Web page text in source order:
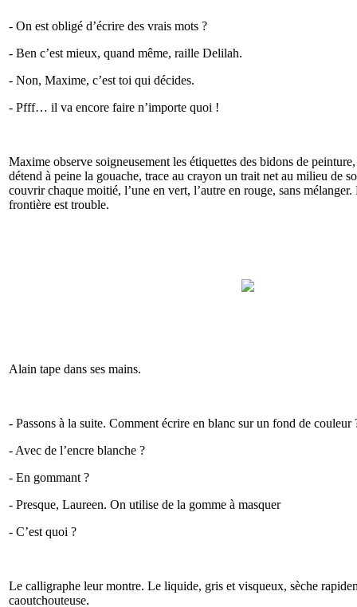
- On est obligé d’écrire des vrais mots ?
- Ben c’est mieux, quand même, raille Delilah.
- Non, Maxime, c’est toi qui décides.
- Pfff… il va encore faire n’importe quoi !
Maxime observe soigneusement les étiquettes des bidons de
détend à peine la gouache, trace au crayon un trait net au milieu de
couvrir chaque moitié, l’une en vert, l’autre en rouge, sans
frontière est trouble.
Alain tape dans ses mains.
- Passons à la suite. Comment écrire en blanc sur un fond de couleur
- Avec de l’encre blanche ?
- En gommant ?
- Presque, Laureen. On utilise de la gomme à masquer
- C’est quoi ?
Le calligraphe leur montre. Le liquide, gris et visqueux, sèche
caoutchouteuse.